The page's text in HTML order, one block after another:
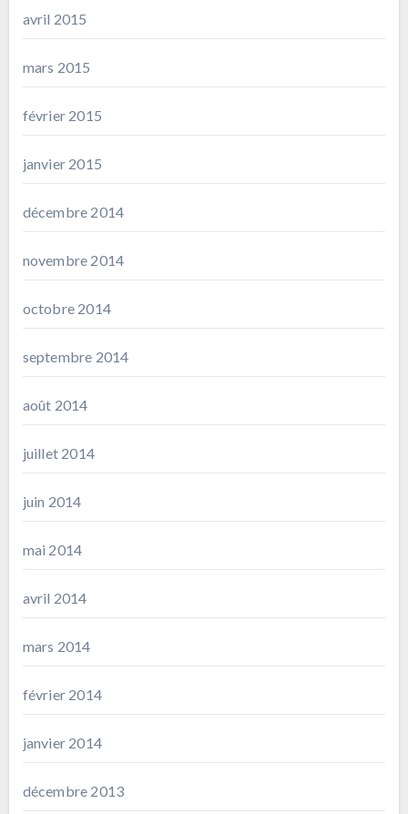
avril 2015
mars 2015
février 2015
janvier 2015
décembre 2014
novembre 2014
octobre 2014
septembre 2014
août 2014
juillet 2014
juin 2014
mai 2014
avril 2014
mars 2014
février 2014
janvier 2014
décembre 2013